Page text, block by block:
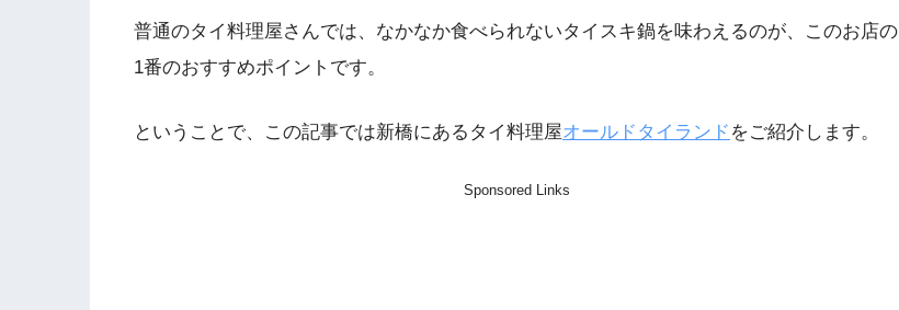
普通のタイ料理屋さんでは、なかなか食べられないタイスキ鍋を味わえるのが、このお店の
1番のおすすめポイントです。
ということで、この記事では新橋にあるタイ料理屋オールドタイランド をご紹介します。
Sponsored Links